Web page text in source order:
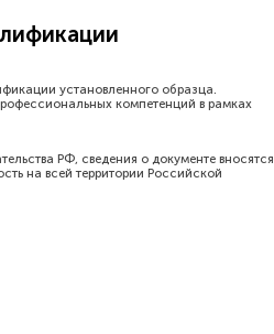
установленного образца.
компетенций в рамках
РФ, сведения о документе вносятся
на всей территории Российской